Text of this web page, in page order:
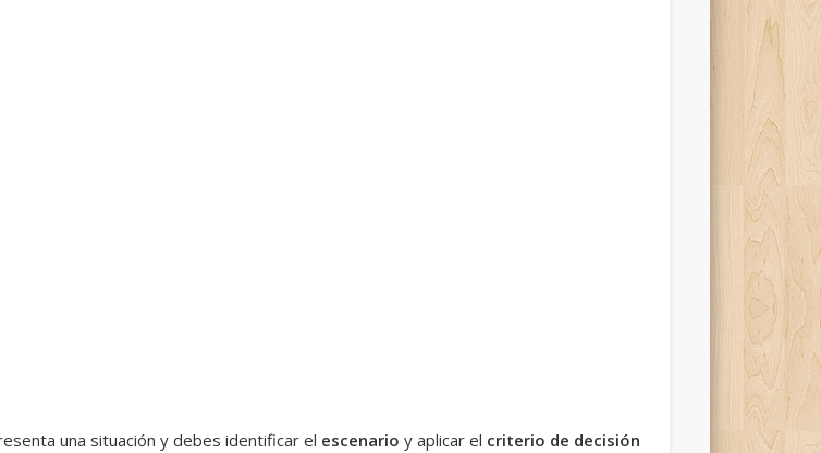
una situación y debes identificar el escenario y aplicar el criterio de decisión